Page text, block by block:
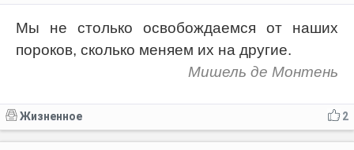
Мы не столько освобождаемся от наших
пороков, сколько меняем их на другие.
Мишель де Монтень
2
Жизненное